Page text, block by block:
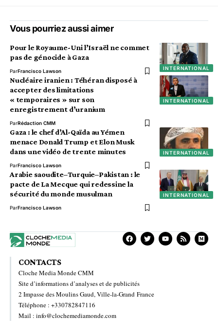
Vous pourriez aussi aimer
INTERNATIONAL
Pour le Royaume-Uni l’Israël ne commet
pas de génocide à Gaza
ParFrancisco Lawson
INTERNATIONAL
Nucléaire iranien : Téhéran disposé à
accepter des limitations
« temporaires » sur son
enregistrement d’uranium
ParRédaction CMM
INTERNATIONAL
Gaza : le chef d’Al-Qaïda au Yémen
menace Donald Trump et Elon Musk
dans une vidéo de trente minutes
ParFrancisco Lawson
INTERNATIONAL
Arabie saoudite–Turquie–Pakistan : le
pacte de La Mecque qui redessine la
sécurité du monde musulman
ParFrancisco Lawson
CONTACTS
Cloche Media Monde CMM
Site d’informations d’analyses et de publicités
2 Impasse des Moulins Gaud, Ville-la-Grand France
Téléphone : +330782847116
Mail : info@clochemediamonde.com